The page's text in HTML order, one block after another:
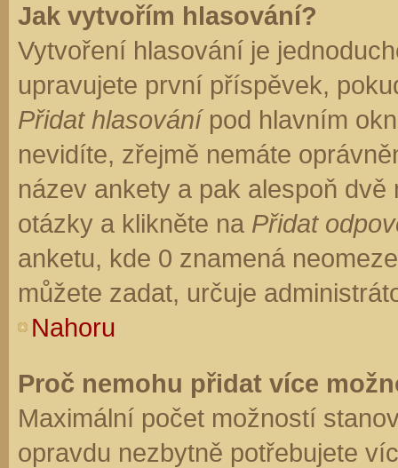
Jak vytvořím hlasování?
Vytvoření hlasování je
upravujete první příspěvek,
Přidat hlasovánípod hlavním
nevidíte, zřejmě nemáte
název ankety a pak alespoň
otázky a klikněte na Přidat
anketu, kde 0 znamená
můžete zadat, určuje
Nahoru
Proč nemohu přidat více
Maximální počet možností
opravdu nezbytně potřebujete